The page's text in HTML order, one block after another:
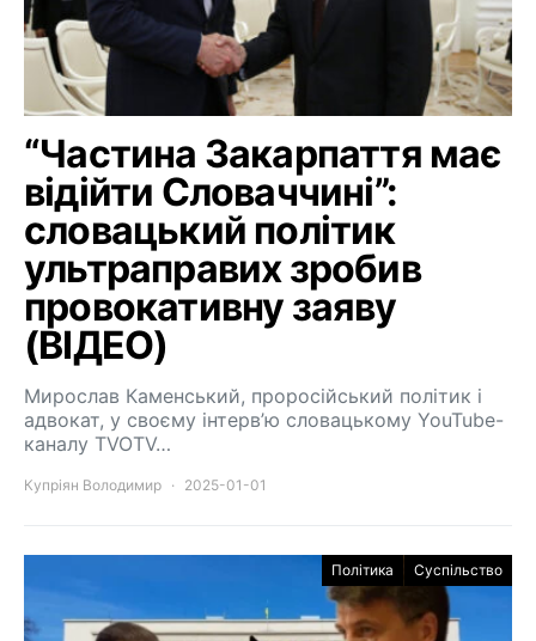
“Частина Закарпаття має
відійти Словаччині”:
словацький політик
ультраправих зробив
провокативну заяву
(ВІДЕО)
Мирослав Каменський, проросійський політик і
адвокат, у своєму інтерв’ю словацькому YouTube-
каналу TVOTV…
Купріян Володимир 2025-01-01
Політика Суспільство